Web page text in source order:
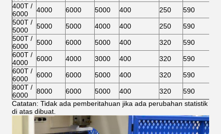
400T /
6000
4000 6000 5000 400 250
590
500T /
5000
5000 5000 4000 400 250
590
500T /
6000
5000 6000 5000 400 320
590
600T /
4000
6000 4000 3000 400 320
590
600T /
6000
6000 6000 5000 400 320
590
800T /
6000
8000 6000 5000 400 320
590
Catatan: Tidak ada pemberitahuan jika ada perubahan statistik
di atas dibuat.